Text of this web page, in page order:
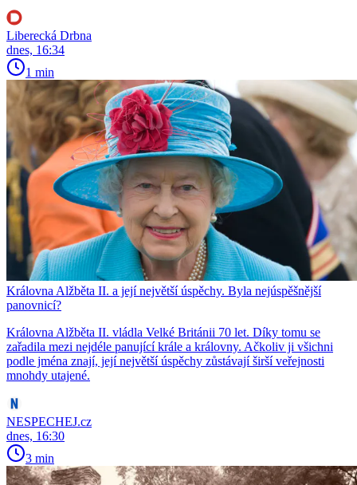
Liberecká Drbna
dnes, 16:34
1 min
Královna Alžběta II. a její největší úspěchy. Byla nejúspěšnější
panovnicí?
Královna Alžběta II. vládla Velké Británii 70 let. Díky tomu se
zařadila mezi nejdéle panující krále a královny. Ačkoliv ji všichni
podle jména znají, její největší úspěchy zůstávají širší veřejnosti
mnohdy utajené.
NESPECHEJ.cz
dnes, 16:30
3 min